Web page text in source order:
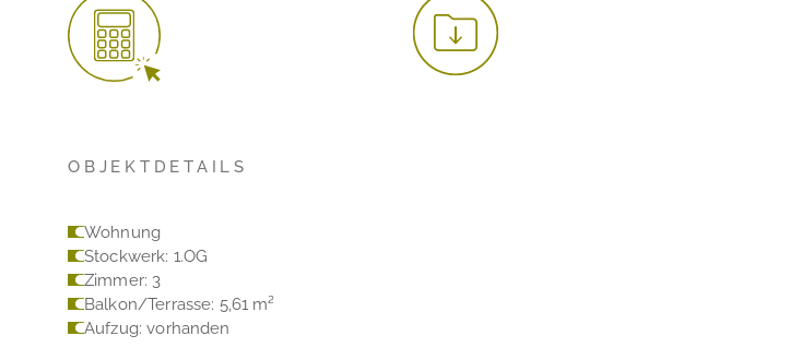
OBJEKTDETAILS
Wohnung
Stockwerk: 1.OG
Zimmer: 3
Balkon/Terrasse: 5,61 m²
Aufzug: vorhanden